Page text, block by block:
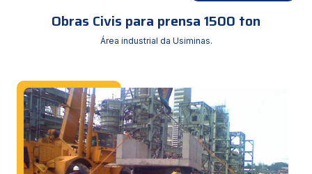
Obras Civis para prensa 1500 ton
Área industrial da Usiminas.